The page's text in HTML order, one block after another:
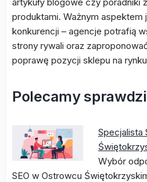
produktami. Ważnym aspektem
konkurencji – agencje potrafią
strony rywali oraz
poprawę pozycji sklepu na
Polecamy
Specjalista
Wybór
SEO w Ostrowcu